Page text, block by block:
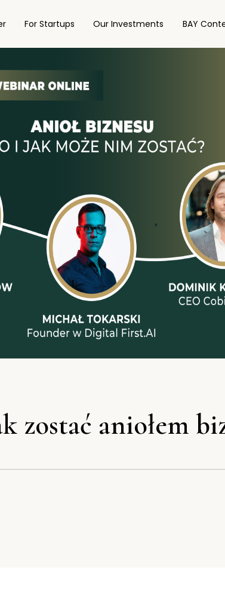
For Startups Our Investments BAY
zostać aniołem